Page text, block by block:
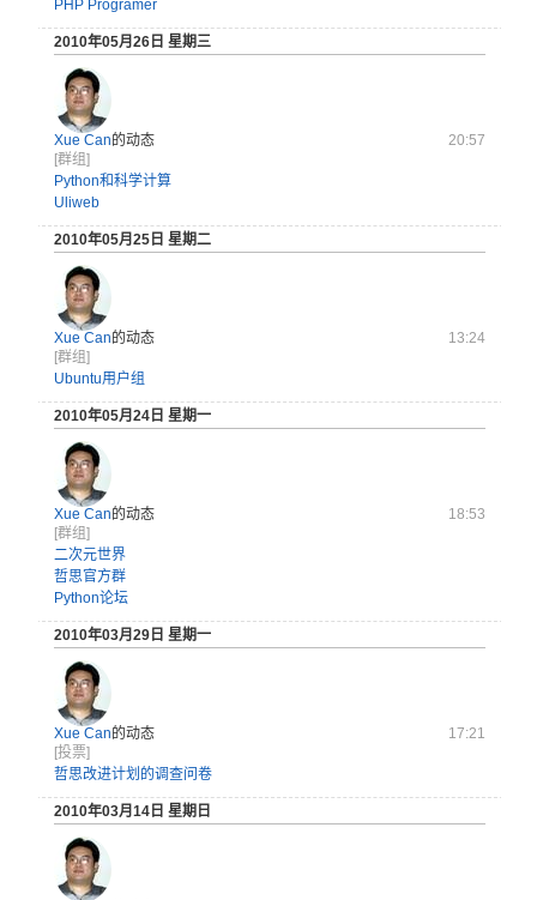
PHP Programer
2010年05月26日 星期三
Xue Can的动态
20:57
[群组]
Python和科学计算
Uliweb
2010年05月25日 星期二
Xue Can的动态
13:24
[群组]
Ubuntu用户组
2010年05月24日 星期一
Xue Can的动态
18:53
[群组]
二次元世界
哲思官方群
Python论坛
2010年03月29日 星期一
Xue Can的动态
17:21
[投票]
哲思改进计划的调查问卷
2010年03月14日 星期日